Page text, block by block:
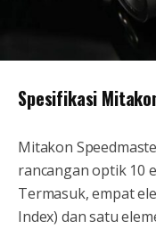
Spesifikasi
Mitakon
rancangan optik 10
Termasuk, empat
Index) dan satu